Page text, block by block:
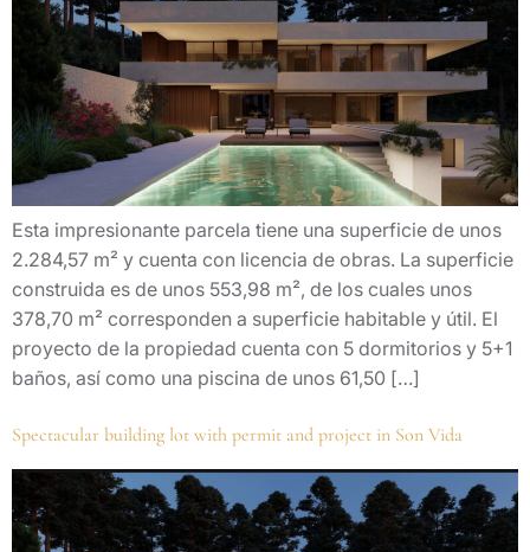
Esta impresionante parcela tiene una superficie de unos
2.284,57 m² y cuenta con licencia de obras. La superficie
construida es de unos 553,98 m², de los cuales unos
378,70 m² corresponden a superficie habitable y útil. El
proyecto de la propiedad cuenta con 5 dormitorios y 5+1
baños, así como una piscina de unos 61,50 […]
Spectacular building lot with permit and project in Son Vida